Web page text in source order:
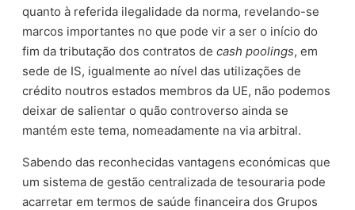
quanto à referida ilegalidade da norma, revelando-se
marcos importantes no que pode vir a ser o início do
fim da tributação dos contratos decash poolings, em
sede de IS, igualmente ao nível das utilizações de
crédito noutros estados membros da UE, não podemos
deixar de salientar o quão controverso ainda se
mantém este tema, nomeadamente na via arbitral.
Sabendo das reconhecidas vantagens económicas que
um sistema de gestão centralizada de tesouraria pode
acarretar em termos de saúde financeira dos Grupos